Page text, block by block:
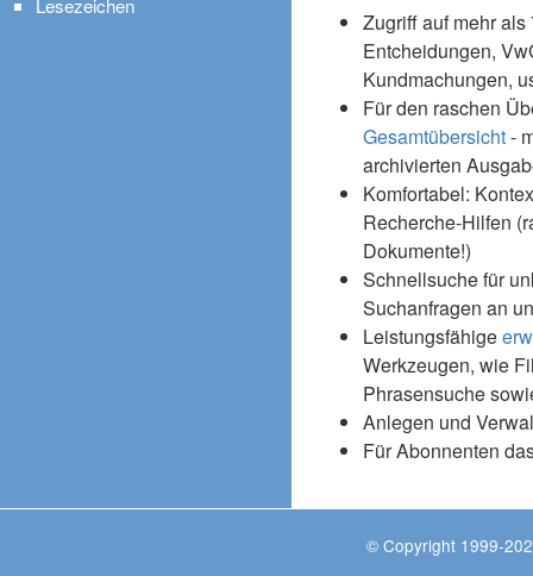
Zugriff auf mehr
Entcheidungen,
Kundmachungen,
Für den raschen
Gesamtübersicht-
archivierten
Komfortabel:
Recherche-Hilfen
Dokumente!)
Schnellsuche für
Suchanfragen an
Leistungsfähige
Werkzeugen, wie
Phrasensuche
Anlegen und
Für Abonnenten
© Copyright 1999-